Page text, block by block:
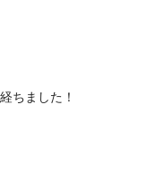
ちました！